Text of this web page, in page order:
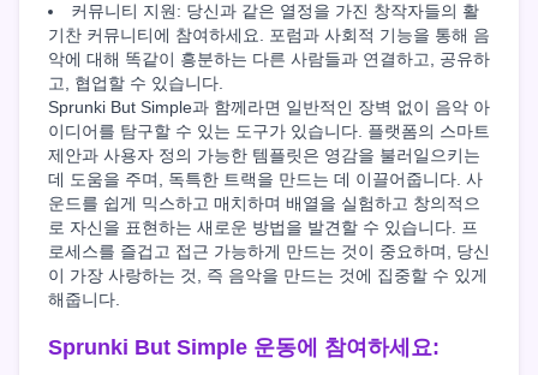
커뮤니티 지원: 당신과 같은 열정을 가진 창작자들의 활
기찬 커뮤니티에 참여하세요. 포럼과 사회적 기능을 통해 음
악에 대해 똑같이 흥분하는 다른 사람들과 연결하고, 공유하
고, 협업할 수 있습니다.
Sprunki But Simple과 함께라면 일반적인 장벽 없이 음악 아
이디어를 탐구할 수 있는 도구가 있습니다. 플랫폼의 스마트
제안과 사용자 정의 가능한 템플릿은 영감을 불러일으키는
데 도움을 주며, 독특한 트랙을 만드는 데 이끌어줍니다. 사
운드를 쉽게 믹스하고 매치하며 배열을 실험하고 창의적으
로 자신을 표현하는 새로운 방법을 발견할 수 있습니다. 프
로세스를 즐겁고 접근 가능하게 만드는 것이 중요하며, 당신
이 가장 사랑하는 것, 즉 음악을 만드는 것에 집중할 수 있게
해줍니다.
Sprunki But Simple 운동에 참여하세요: